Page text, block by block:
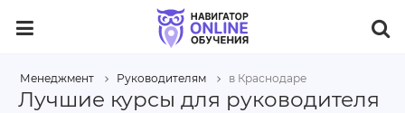
Менеджмент Руководителям в Краснодаре
Лучшие курсы для руководителя